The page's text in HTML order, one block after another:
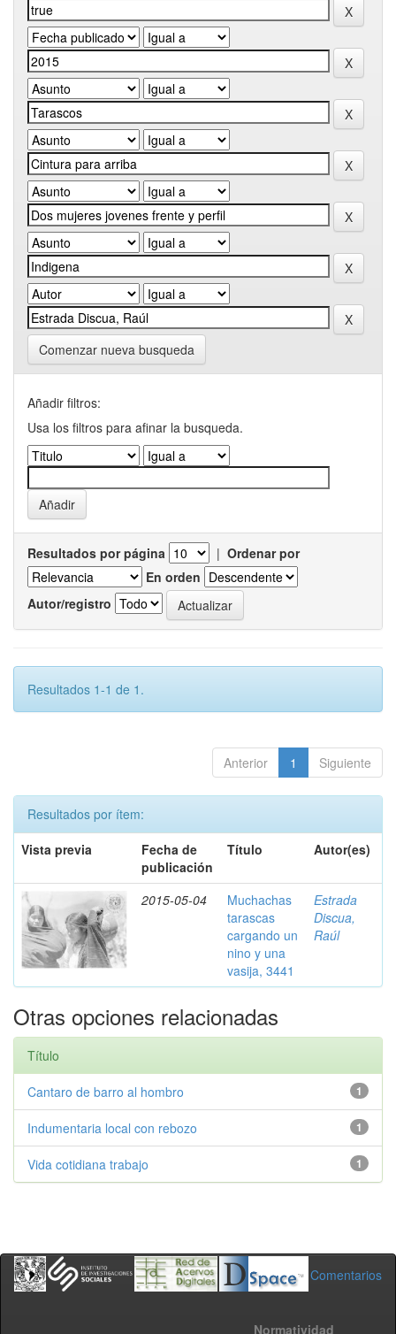
Comenzar nueva busqueda
Añadir filtros:
Usa los filtros para afinar la busqueda.
Resultados por página | Ordenar por
En orden
Autor/registro
Resultados 1-1 de 1.
Anterior 1 Siguiente
Resultados por ítem:
Vista previa
Fecha de
publicación
Título Autor(es)
2015-05-04
Muchachas
tarascas
cargando un
nino y una
vasija, 3441
Estrada
Discua,
Raúl
Otras opciones relacionadas
Título
1
Cantaro de barro al hombro
1
Indumentaria local con rebozo
1
Vida cotidiana trabajo
Comentarios
Normatividad